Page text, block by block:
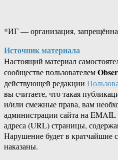
*ИГ — организация,
Источник материала
Настоящий материал
сообществе пользователем
действующей редакции
вы считаете, что такая
и/или смежные права, вам
администрации сайта на EMAIL
адреса (URL) страницы,
Нарушение будет в кратчайшие
наказаны.